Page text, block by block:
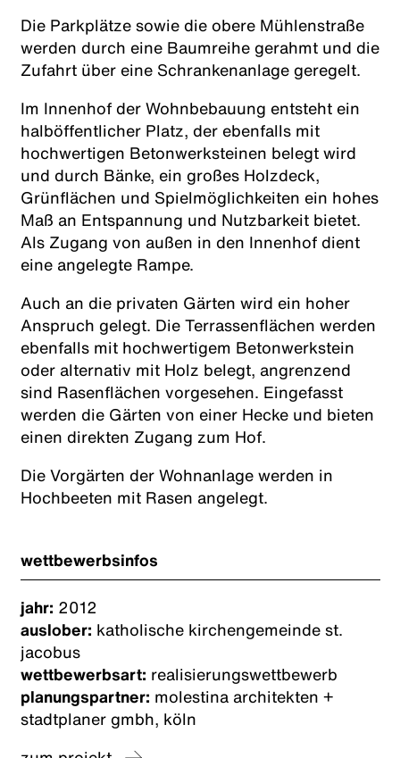
Die Parkplätze sowie die obere Mühlenstraße
werden durch eine Baumreihe gerahmt und die
Zufahrt über eine Schrankenanlage geregelt.
Im Innenhof der Wohnbebauung entsteht ein
halböffentlicher Platz, der ebenfalls mit
hochwertigen Betonwerksteinen belegt wird
und durch Bänke, ein großes Holzdeck,
Grünflächen und Spielmöglichkeiten ein hohes
Maß an Entspannung und Nutzbarkeit bietet.
Als Zugang von außen in den Innenhof dient
eine angelegte Rampe.
Auch an die privaten Gärten wird ein hoher
Anspruch gelegt. Die Terrassenflächen werden
ebenfalls mit hochwertigem Betonwerkstein
oder alternativ mit Holz belegt, angrenzend
sind Rasenflächen vorgesehen. Eingefasst
werden die Gärten von einer Hecke und bieten
einen direkten Zugang zum Hof.
Die Vorgärten der Wohnanlage werden in
Hochbeeten mit Rasen angelegt.
wettbewerbsinfos
jahr: 2012
auslober: katholische kirchengemeinde st.
jacobus
wettbewerbsart: realisierungswettbewerb
planungspartner: molestina architekten +
stadtplaner gmbh, köln